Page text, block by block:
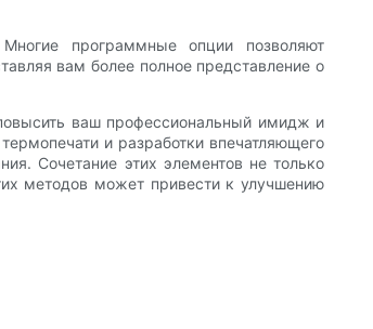
Многие программные опции позволяют
вам более полное представление о
ваш профессиональный имидж и
и разработки впечатляющего
Сочетание этих элементов не только
методов может привести к улучшению